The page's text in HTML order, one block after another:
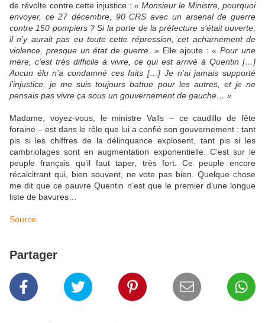
de révolte contre cette injustice : « Monsieur le Ministre, pourquoi
envoyer, ce 27 décembre, 90 CRS avec un arsenal de guerre
contre 150 pompiers ? Si la porte de la préfecture s’était ouverte,
il n’y aurait pas eu toute cette répression, cet acharnement de
violence, presque un état de guerre. » Elle ajoute :« Pour une
mère, c’est très difficile à vivre, ce qui est arrivé à Quentin […]
Aucun élu n’a condamné ces faits […] Je n’ai jamais supporté
l’injustice, je me suis toujours battue pour les autres, et je ne
pensais pas vivre ça sous un gouvernement de gauche… »
Madame, voyez-vous, le ministre Valls – ce caudillo de fête
foraine – est dans le rôle que lui a confié son gouvernement : tant
pis si les chiffres de la délinquance explosent, tant pis si les
cambriolages sont en augmentation exponentielle. C’est sur le
peuple français qu’il faut taper, très fort. Ce peuple encore
récalcitrant qui, bien souvent, ne vote pas bien. Quelque chose
me dit que ce pauvre Quentin n’est que le premier d’une longue
liste de bavures…
Source
Partager